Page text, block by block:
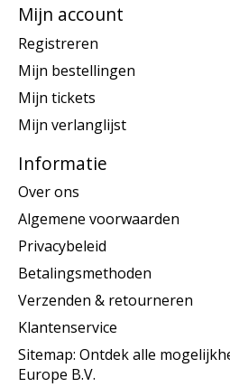
Mijn account
Registreren
Mijn bestellingen
Mijn tickets
Mijn verlanglijst
Informatie
Over ons
Algemene voorwaarden
Privacybeleid
Betalingsmethoden
Verzenden & retourneren
Klantenservice
Sitemap: Ontdek alle
Europe B.V.